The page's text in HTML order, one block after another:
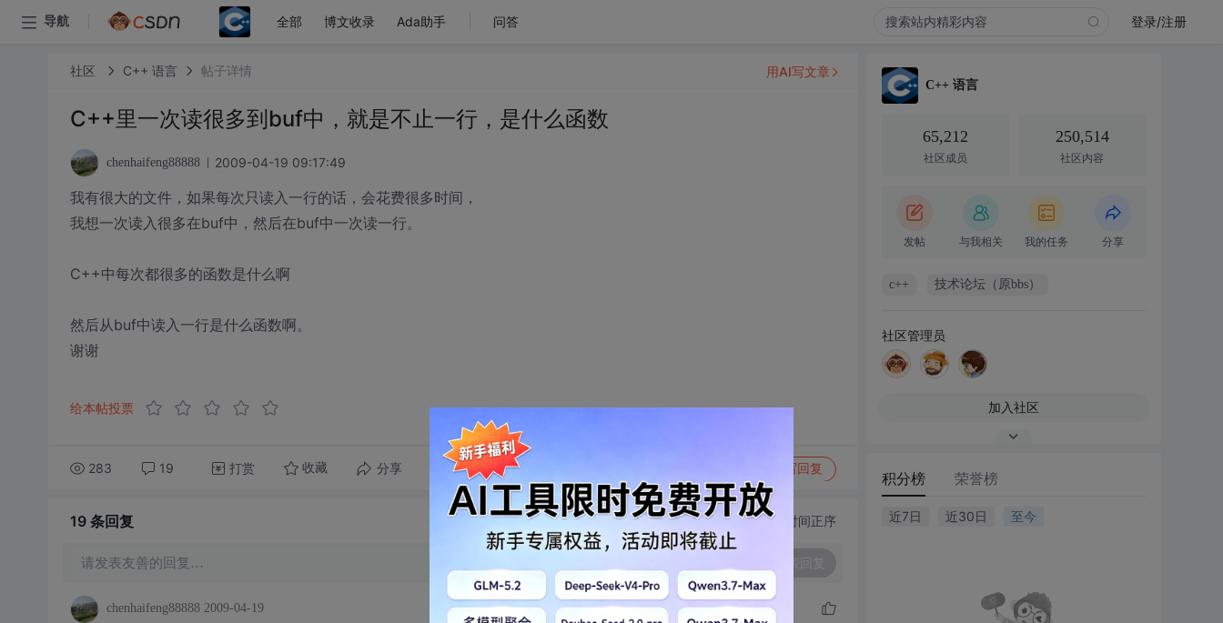
导航 全部 博文收录 Ada助手 问答 登录/注册
社区 C++ 语言 帖子详情
C++里一次读很多到buf中，就是不止一行，是什么函数
chenhaifeng88888 2009-04-19 09:17:49
我有很大的文件，如果每次只读入一行的话，会花费很多时间，
我想一次读入很多在buf中，然后在buf中一次读一行。
C++中每次都很多的函数是什么啊
然后从buf中读入一行是什么函数啊。
谢谢
给本帖投票
283 19 打赏 收藏 分享 转发到动态 写回复
用AI写文章
19 条回复 切换为时间正序
请发表友善的回复…
chenhaifeng88888 2009-04-19
C++ 语言
65,212
社区成员
250,514
社区内容
发帖 与我相关 我的任务 分享
c++ 技术论坛（原bbs）
社区管理员
加入社区
积分榜 荣誉榜
近7日 近30日 至今